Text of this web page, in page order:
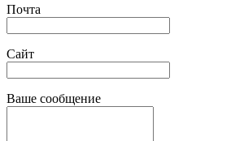
Почта
Сайт
Ваше сообщение